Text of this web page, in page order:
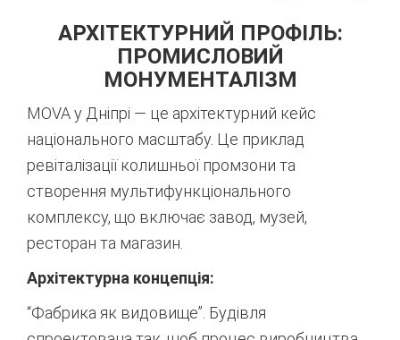
АРХІТЕКТУРНИЙ ПРОФІЛЬ:
ПРОМИСЛОВИЙ
МОНУМЕНТАЛІЗМ
MOVA у Дніпрі — це архітектурний кейс
національного масштабу. Це приклад
ревіталізації колишньої промзони та
створення мультифункціонального
комплексу, що включає завод, музей,
ресторан та магазин.
Архітектурна концепція:
“Фабрика як видовище”. Будівля